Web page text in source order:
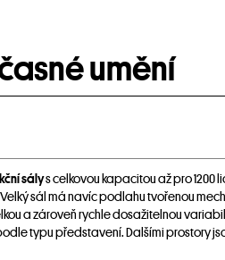
umění
sálys celkovou kapacitou až pro 1200
sál má navíc podlahu tvořenou
a zároveň rychle dosažitelnou
typu představení. Dalšími prostory